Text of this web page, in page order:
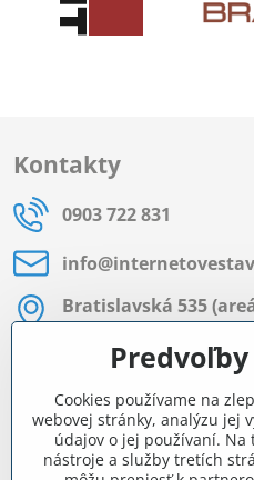
Kontakty
0903 722 831
Bratislavská 535
Most pri Bratislave
Pon - Pia 8:00 - 11:30
Facebook
Cookies používame na
webovej stránky, analýzu jej
údajov o jej používaní.
nástroje a služby tretích